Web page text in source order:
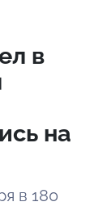
в
на
в 180